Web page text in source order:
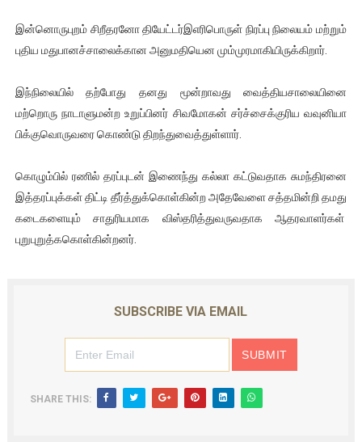
ஐ.நா முன்றலில் சீரற்ற காலநிலையிலும் தமிழின அழிப்பிற்கு
இளையராஜா – கமல் அவசர சந்திப்பு (படங்கள், விடியோ)
ஜனாதிபதி ஐக்கிய நாடுகளின் பொதுச் சபை கூட்டத்தில் இன்று
32 CM விநோத கன்றுக்குட்டி! (வீடியோ)
வலிமை தான் அஜித் திரைப்பயணத்திலே அதிக காலெக்ஷன் செய்த
இன்னொருபுறம் சிறீதரனோ தியேட்டர்இஎரிபொருள் நிரப்பு நிலையம் மற்றும்
புதிய மதுபானச்சாலைக்கான அனுமதியென மும்முரமாகியிருக்கிறார்.
இந்நிலையில் தற்போது தனது மூன்றாவது வைத்தியசாலையினை
மற்றொரு நாடாளுமன்ற உறுப்பினர் சிவமோகன் சர்ச்சைக்குரிய வவுனியா
பிக்குவொருவரை கொண்டு திறந்துவைத்துள்ளார்.
கொழும்பில் ரணில் தரப்புடன் இணைந்து கல்லா கட்டுவதாக சுமந்திரனை
இத்தரப்புக்கள் திட்டி தீர்த்துக்கொள்கின்ற அதேவேளை சத்தமின்றி தமது
கடைகளையும் சாதுரியமாக விஸ்தரித்துவருவதாக ஆதரவாளர்கள்
புறுபுறுத்ககொள்கின்றனர்.
SUBSCRIBE VIA EMAIL
SHARE THIS: